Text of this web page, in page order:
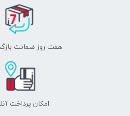
هفت روز ضمانت
امکان پرداخت